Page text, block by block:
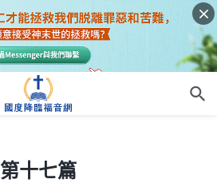
第十七篇